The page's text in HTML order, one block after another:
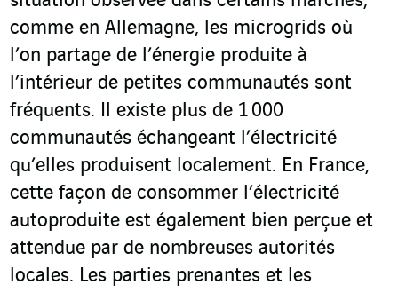
comme en Allemagne, les microgrids où
l’on partage de l’énergie produite à
l’intérieur de petites communautés sont
fréquents. Il existe plus de 1 000
communautés échangeant l’électricité
qu’elles produisent localement. En France,
cette façon de consommer l’électricité
autoproduite est également bien perçue et
attendue par de nombreuses autorités
locales. Les parties prenantes et les